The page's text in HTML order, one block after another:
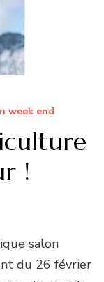
week end
!
salon
du 26 février